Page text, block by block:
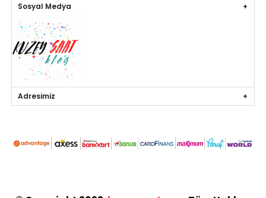
Sosyal Medya
Adresimiz